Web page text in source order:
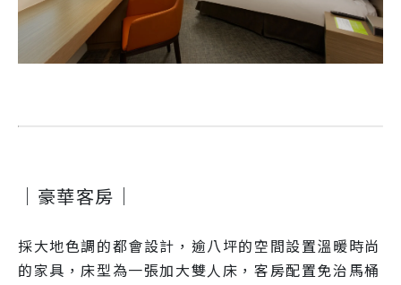
｜豪華客房｜
採大地色調的都會設計，逾八坪的空間設置溫暖時尚
的家具，床型為一張加大雙人床，客房配置免治馬桶